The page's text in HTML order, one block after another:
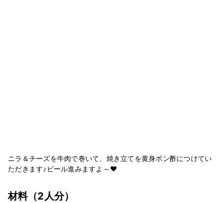
ニラ＆チーズを牛肉で巻いて、焼き立てを黄身ポン酢につけてい
ただきます♪ビール進みますよ～❤
材料（2人分）